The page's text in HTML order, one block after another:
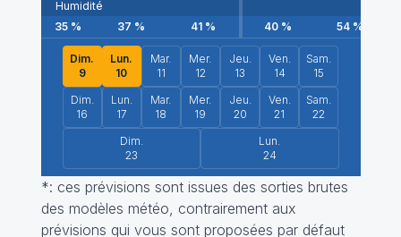
Humidité
35 % 37 % 41% 40 % 54%
Dim.
9
Lun.
10
Mar.
11
Mer.
12
Jeu.
13
Ven.
14
Sam.
15
Dim.
16
Lun.
17
Mar.
18
Mer.
19
Jeu.
20
Ven.
21
Sam.
22
Dim.
23
Lun.
24
*: ces prévisions sont issues des sorties brutes
des modèles météo, contrairement aux
prévisions qui vous sont proposées par défaut